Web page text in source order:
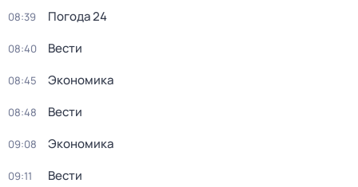
08:39 Погода 24
08:40 Вести
08:45 Экономика
08:48 Вести
09:08 Экономика
09:11 Вести